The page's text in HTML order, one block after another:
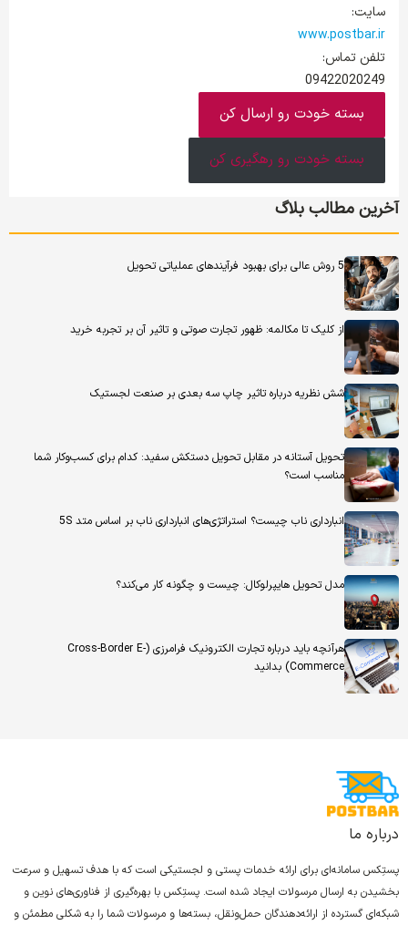
سایت:
www.postbar.ir
تلفن تماس:
09422020249
بسته خودت رو ارسال کن
بسته خودت رو رهگیری کن
آخرین مطالب بلاگ
5 روش عالی برای بهبود فرآیندهای عملیاتی تحویل
از کلیک تا مکالمه: ظهور تجارت صوتی و تاثیر آن بر تجربه خرید
شش نظریه درباره تاثیر چاپ سه بعدی بر صنعت لجستیک
تحویل آستانه در مقابل تحویل دستکش سفید: کدام برای کسب‌وکار شما
مناسب است؟
انبارداری ناب چیست؟ استراتژی‌های انبارداری ناب بر اساس متد 5S
مدل تحویل هایپرلوکال: چیست و چگونه کار می‌کند؟
هرآنچه باید درباره تجارت الکترونیک فرامرزی (Cross-Border E-
Commerce) بدانید
درباره ما
پستِکس سامانه‌ای برای ارائه خدمات پستی و لجستیکی است که با هدف تسهیل و سرعت
بخشیدن به ارسال مرسولات ایجاد شده است. پستِکس با بهره‌گیری از فناوری‌های نوین و
شبکه‌ای گسترده از ارائه‌دهندگان حمل‌ونقل، بسته‌ها و مرسولات شما را به شکلی مطمئن و